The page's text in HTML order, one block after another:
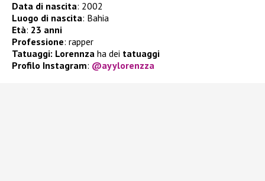
Data di nascita: 2002
Luogo di nascita: Bahia
Età: 23 anni
Professione: rapper
Tatuaggi: Lorennza ha dei tatuaggi
Profilo Instagram: @ayylorenzza